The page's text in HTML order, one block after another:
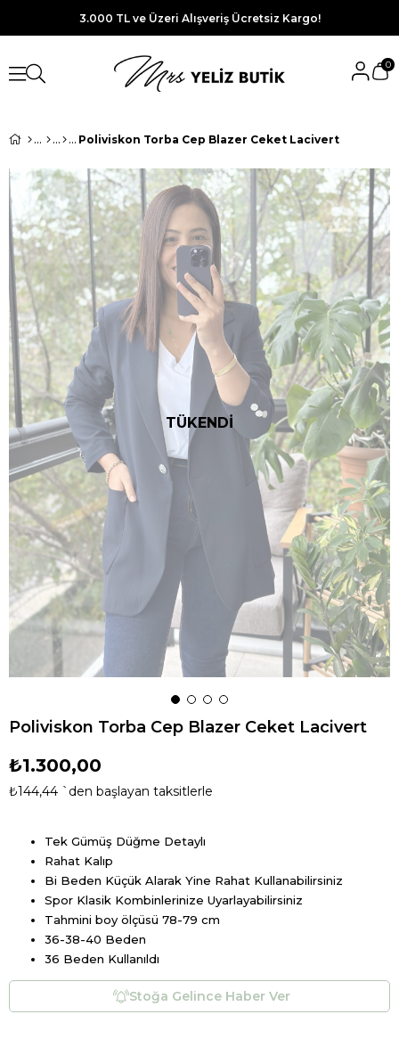
3.000 TL ve Üzeri Alışveriş Ücretsiz Kargo!
0
Poliviskon Torba Cep Blazer Ceket Lacivert
TÜKENDİ
Poliviskon Torba Cep Blazer Ceket Lacivert
₺1.300,00
₺144,44 `den başlayan taksitlerle
Tek Gümüş Düğme Detaylı
Rahat Kalıp
Bi Beden Küçük Alarak Yine Rahat Kullanabilirsiniz
Spor Klasik Kombinlerinize Uyarlayabilirsiniz
Tahmini boy ölçüsü 78-79 cm
36-38-40 Beden
36 Beden Kullanıldı
Stoğa Gelince Haber Ver